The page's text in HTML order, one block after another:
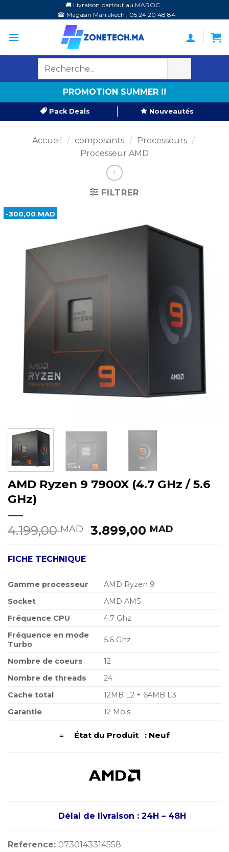
au
contenu
🚚 Livraison partout au MAROC
☎ Magasin Marrakech : 05 24 20 48 84
PROMOTION SUMMER !!
Pack Deals Nouveautés
Accueil / composants / Processeurs /
Processeur AMD
FILTRER
-300,00 MAD
AMD Ryzen 9 7900X (4.7 GHz / 5.6
GHz)
4.199,00MAD
Le
4.199,00 MAD.
3.899,00 MAD
FICHE TECHNIQUE
Gamme processeur
AMD Ryzen 9
Socket
AMD AM5
Fréquence CPU
4.7 Ghz
Fréquence en mode
Turbo
5.6 Ghz
Nombre de coeurs
12
Nombre de threads
24
Cache total
12MB L2 + 64MB L3
Garantie
12 Mois
≡ État du Produit : Neuf
Délai de livraison : 24H – 48H
Reference: 0730143314558